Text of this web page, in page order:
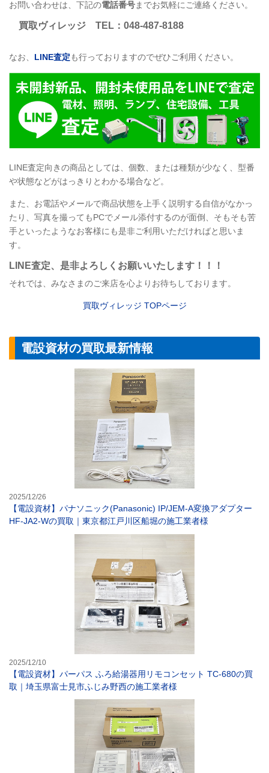
お問い合わせは、下記の電話番号までお気軽にご連絡ください。
買取ヴィレッジ TEL ：048-487-8188
なお、 LINE査定も行っておりますのでぜひご利用ください。
LINE査定向きの商品としては、個数、または種類が少なく、型番
や状態などがはっきりとわかる場合など。
また、お電話やメールで商品状態を上手く説明する自信がなかっ
たり、写真を撮ってもPCでメール添付するのが面倒、そもそも苦
手といったようなお客様にも是非ご利用いただければと思いま
す。
LINE査定、是非よろしくお願いいたします！！！
それでは、みなさまのご来店を心よりお待ちしております。
買取ヴィレッジ TOPページ
電設資材の買取最新情報
2025/12/26
【電設資材】パナソニック(Panasonic) IP/JEM-A変換アダプター
HF-JA2-Wの買取｜東京都江戸川区船堀の施工業者様
2025/12/10
【電設資材】パーパス ふろ給湯器用リモコンセット TC-680の買
取｜埼玉県富士見市ふじみ野西の施工業者様